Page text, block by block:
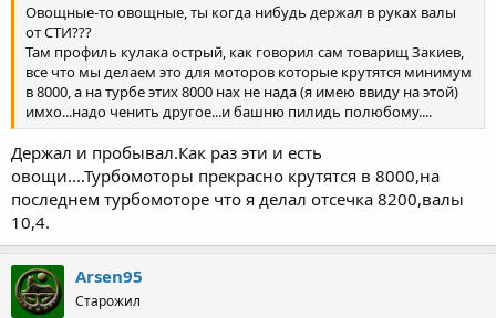
Овощные-то овощные, ты когда нибудь держал в руках валы
от СТИ???
Там профиль кулака острый, как говорил сам товарищ Закиев,
все что мы делаем это для моторов которые крутятся минимум
в 8000, а на турбе этих 8000 нах не нада (я имею ввиду на этой)
имхо...надо ченить другое...и башню пилидь полюбому....
Держал и пробывал.Как раз эти и есть
овощи....Турбомоторы прекрасно крутятся в 8000,на
последнем турбомоторе что я делал отсечка 8200,валы
10,4.
Arsen95
Старожил